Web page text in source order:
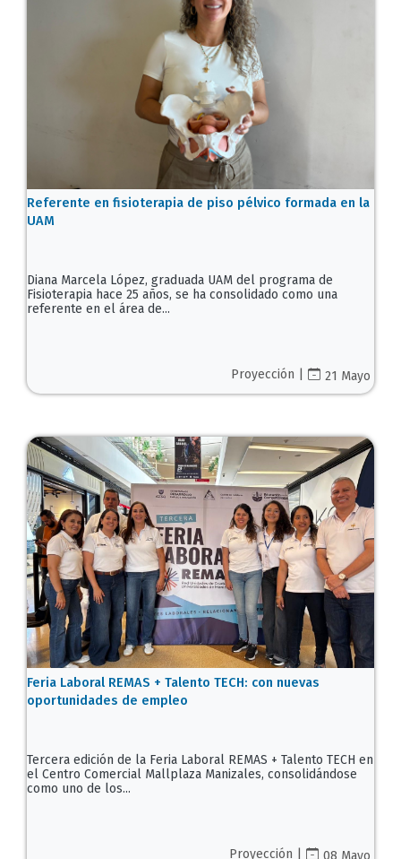
Referente en fisioterapia de piso pélvico formada en la
UAM
Diana Marcela López, graduada UAM del programa de
Fisioterapia hace 25 años, se ha consolidado como una
referente en el área de...
Proyección | 21 Mayo
Feria Laboral REMAS + Talento TECH: con nuevas
oportunidades de empleo
Tercera edición de la Feria Laboral REMAS + Talento TECH en
el Centro Comercial Mallplaza Manizales, consolidándose
como uno de los...
Proyección | 08 Mayo